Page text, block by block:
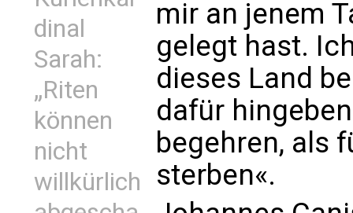
dinal
Sarah:
„Riten
können
nicht
willkürlich
mir an jenem
gelegt hast.
dieses Land
dafür
begehren, als
sterben«.